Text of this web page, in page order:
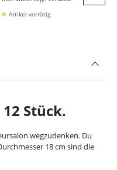
Detail
Artikel vorrätig
Stück.
wegzudenken. Du
18 cm sind die